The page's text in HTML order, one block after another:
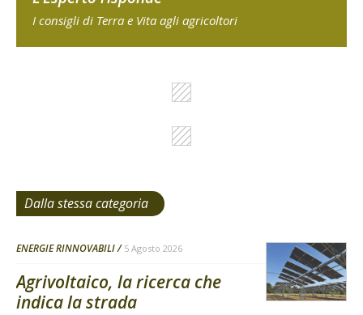
I consigli di Terra e Vita agli agricoltori
Dalla stessa categoria
ENERGIE RINNOVABILI 5 Agosto 2026
Agrivoltaico, la ricerca che
indica la strada